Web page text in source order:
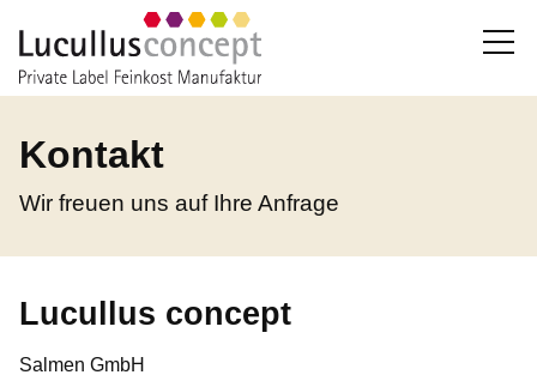
Kontakt
Wir freuen uns auf Ihre Anfrage
Lucullus concept
Salmen GmbH